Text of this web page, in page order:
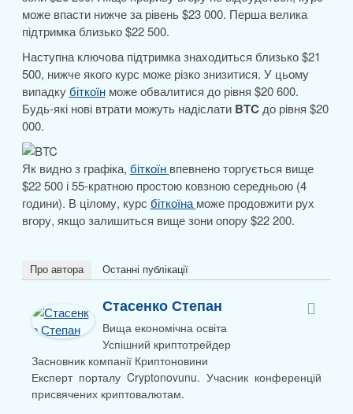
може впасти нижче за рівень $23 000. Перша велика
підтримка близько $22 500.
Наступна ключова підтримка знаходиться близько $21
500, нижче якого курс може різко знизитися. У цьому
випадкубіткоїнможе обвалитися до рівня $20 600.
Будь-які нові втрати можуть надіслати BTCдо рівня $20
000.
Як видно з графіка, біткоїн впевнено торгується вище
$22 500 і 55-кратною простою ковзною середньою (4
години). В цілому, курс біткоїна може продовжити рух
вгору, якщо залишиться вище зони опору $22 200.
Про автора Останні публікації
Стасенко Степан
Вища економічна освіта
Успішний криптотрейдер
Засновник компанії Криптоновини
Експерт порталу Cryptonovunu. Учасник конференцій
присвячених криптовалютам.